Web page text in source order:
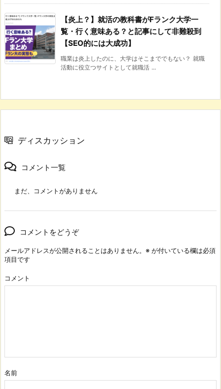
【炎上？】就活の教科書がFランク大学一
覧・行く意味ある？と記事にして非難殺到
【SEO的には大成功】
職業は炎上したのに、大学はそこまででもない？ 就職
活動に役立つサイトとして就職活 ...
ディスカッション
コメント一覧
まだ、コメントがありません
コメントをどうぞ
メールアドレスが公開されることはありません。 ※ が付いている欄は必須
項目です
コメント
名前